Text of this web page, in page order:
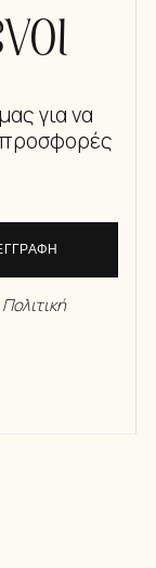
για να
προσφορές
Πολιτική